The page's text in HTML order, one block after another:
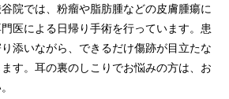
院では、粉瘤や脂肪腫などの皮膚腫瘍に
医による日帰り手術を行っています。患
添いながら、できるだけ傷跡が目立たな
す。耳の裏のしこりでお悩みの方は、お